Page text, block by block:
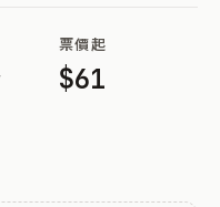
票價起
$61